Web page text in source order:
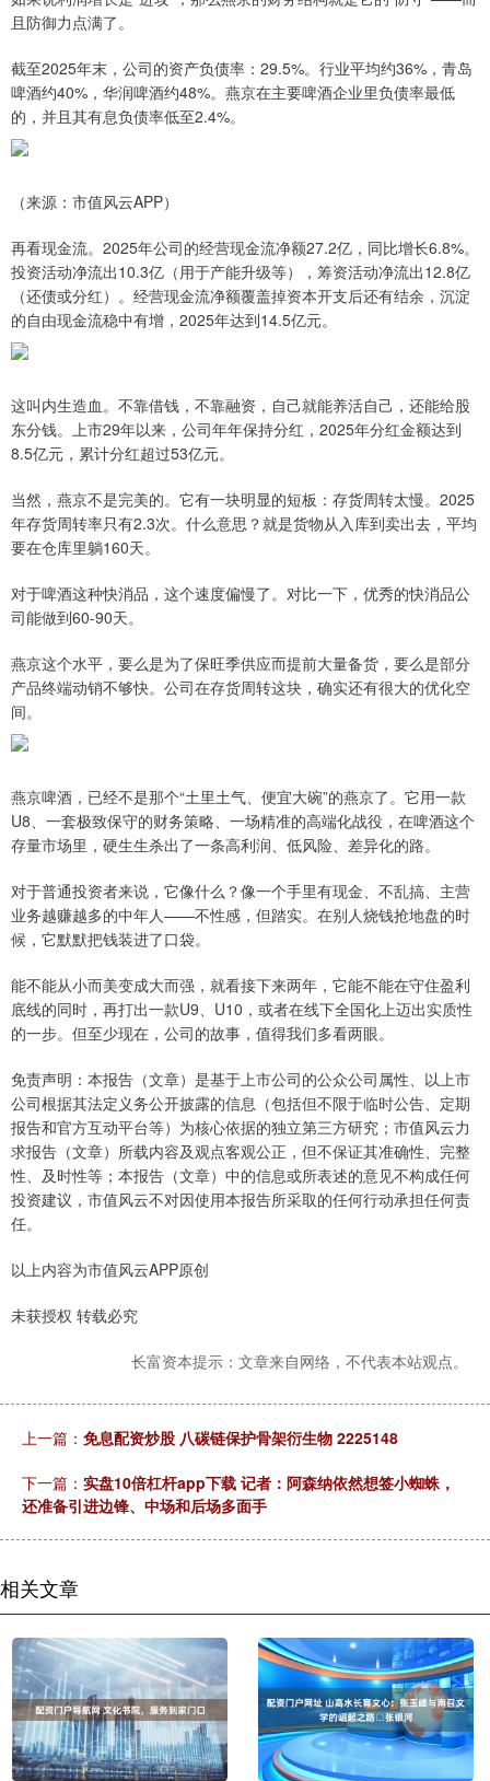
且防御力点满了。
截至2025年末，公司的资产负债率：29.5%。行业平均约36%，青岛
啤酒约40%，华润啤酒约48%。燕京在主要啤酒企业里负债率最低
的，并且其有息负债率低至2.4%。
（来源：市值风云APP）
再看现金流。2025年公司的经营现金流净额27.2亿，同比增长6.8%。
投资活动净流出10.3亿（用于产能升级等），筹资活动净流出12.8亿
（还债或分红）。经营现金流净额覆盖掉资本开支后还有结余，沉淀
的自由现金流稳中有增，2025年达到14.5亿元。
这叫内生造血。不靠借钱，不靠融资，自己就能养活自己，还能给股
东分钱。上市29年以来，公司年年保持分红，2025年分红金额达到
8.5亿元，累计分红超过53亿元。
当然，燕京不是完美的。它有一块明显的短板：存货周转太慢。2025
年存货周转率只有2.3次。什么意思？就是货物从入库到卖出去，平均
要在仓库里躺160天。
对于啤酒这种快消品，这个速度偏慢了。对比一下，优秀的快消品公
司能做到60-90天。
燕京这个水平，要么是为了保旺季供应而提前大量备货，要么是部分
产品终端动销不够快。公司在存货周转这块，确实还有很大的优化空
间。
燕京啤酒，已经不是那个“土里土气、便宜大碗”的燕京了。它用一款
U8、一套极致保守的财务策略、一场精准的高端化战役，在啤酒这个
存量市场里，硬生生杀出了一条高利润、低风险、差异化的路。
对于普通投资者来说，它像什么？像一个手里有现金、不乱搞、主营
业务越赚越多的中年人——不性感，但踏实。在别人烧钱抢地盘的时
候，它默默把钱装进了口袋。
能不能从小而美变成大而强，就看接下来两年，它能不能在守住盈利
底线的同时，再打出一款U9、U10，或者在线下全国化上迈出实质性
的一步。但至少现在，公司的故事，值得我们多看两眼。
免责声明：本报告（文章）是基于上市公司的公众公司属性、以上市
公司根据其法定义务公开披露的信息（包括但不限于临时公告、定期
报告和官方互动平台等）为核心依据的独立第三方研究；市值风云力
求报告（文章）所载内容及观点客观公正，但不保证其准确性、完整
性、及时性等；本报告（文章）中的信息或所表述的意见不构成任何
投资建议，市值风云不对因使用本报告所采取的任何行动承担任何责
任。
以上内容为市值风云APP原创
未获授权 转载必究
长富资本提示：文章来自网络，不代表本站观点。
上一篇： 免息配资炒股 八碳链保护骨架衍生物 2225148
下一篇： 实盘10倍杠杆app下载 记者：阿森纳依然想签小蜘蛛，
还准备引进边锋、中场和后场多面手
相关文章